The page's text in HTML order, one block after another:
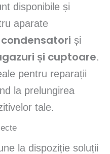
disponibile și
aparate
condensatori și
și cuptoare.
pentru reparații
la prelungirea
tale.
la dispoziție soluții